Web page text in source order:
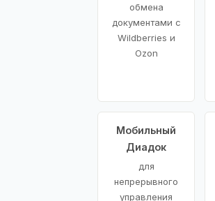
обмена
документами с
Wildberries и
Ozon
Мобильный
Диадок
для
непрерывного
управления